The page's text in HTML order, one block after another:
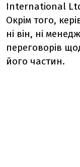
International
Окрім того,
ні він, ні
переговорів
його частин.